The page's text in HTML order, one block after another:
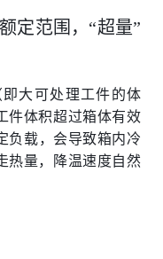
定范围，“超量”
大可处理工件的体
件体积超过箱体有效
负载，会导致箱内冷
热量，降温速度自然